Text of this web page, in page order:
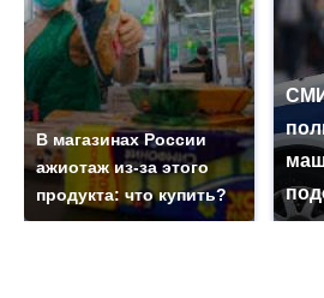
В магазинах России
ажиотаж из-за этого
продукта: что купить?